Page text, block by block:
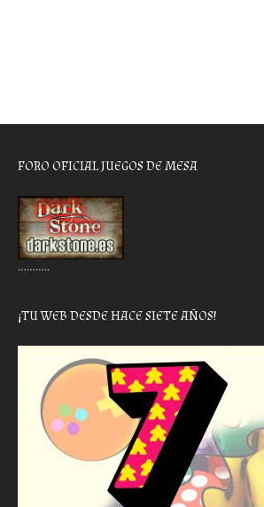
FORO OFICIAL JUEGOS DE MESA
………..
¡TU WEB DESDE HACE SIETE AÑOS!